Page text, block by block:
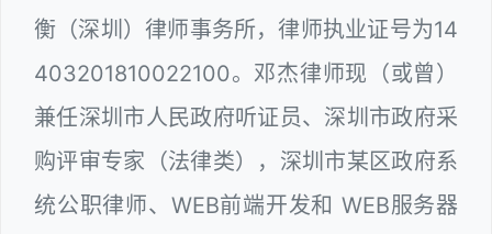
衡（深圳）律师事务所，律师执业证号为14
403201810022100。邓杰律师现（或曾）
兼任深圳市人民政府听证员、深圳市政府采
购评审专家（法律类），深圳市某区政府系
统公职律师、WEB前端开发和 WEB服务器